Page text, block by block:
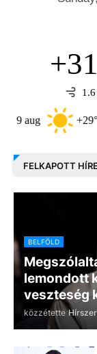
+29°C
FELKAPOTT
BELFÖLD
lemondott
veszteség
közzétette